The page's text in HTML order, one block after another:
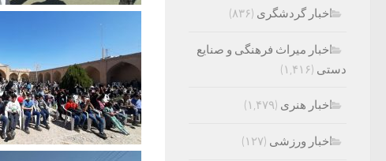
اخبار گردشگری (۸۳۶)
اخبار میراث فرهنگی و صنایع
دستی (۱,۴۱۶)
اخبار هنری (۱,۴۷۹)
اخبار ورزشی (۱۲۷)